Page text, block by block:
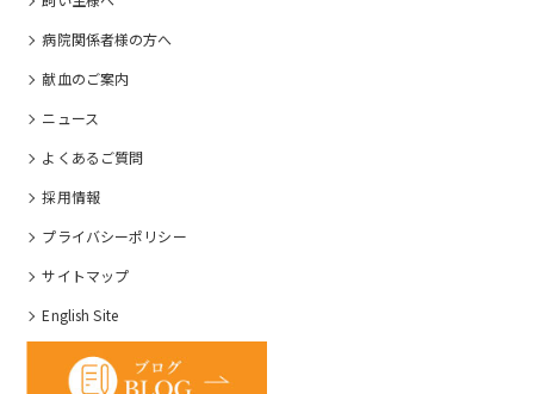
病院関係者様の⽅へ
献血のご案内
ニュース
よくあるご質問
採⽤情報
プライバシーポリシー
サイトマップ
English Site